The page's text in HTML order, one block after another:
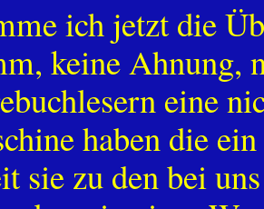
ich jetzt die
keine Ahnung,
eine
haben die
sie zu den bei